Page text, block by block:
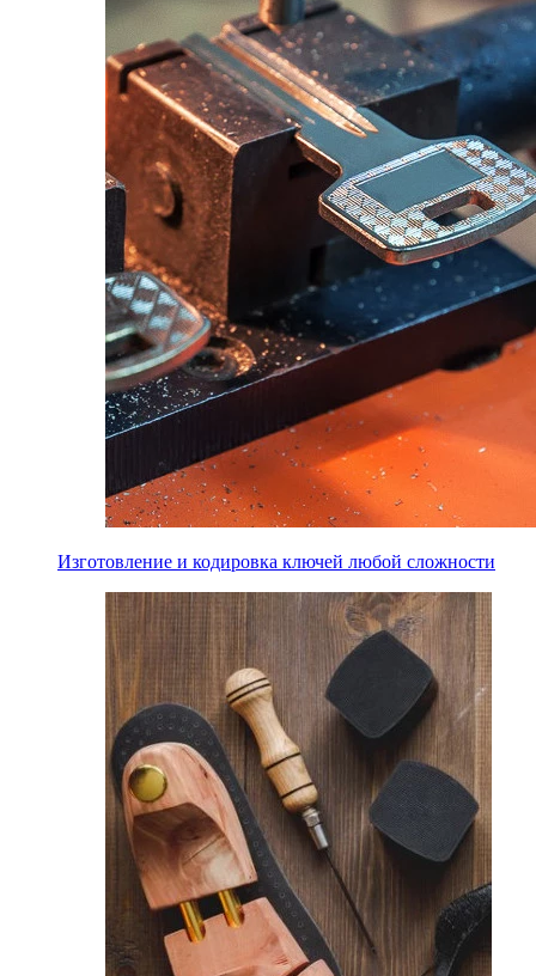
Изготовление и кодировка ключей любой сложности